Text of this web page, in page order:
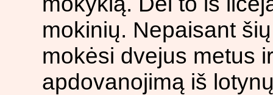
mokinių. Nepaisant
mokėsi dvejus metus
apdovanojimą iš